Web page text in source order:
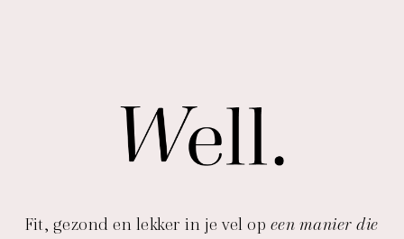
Fit, gezond en lekker in je vel op een manier die